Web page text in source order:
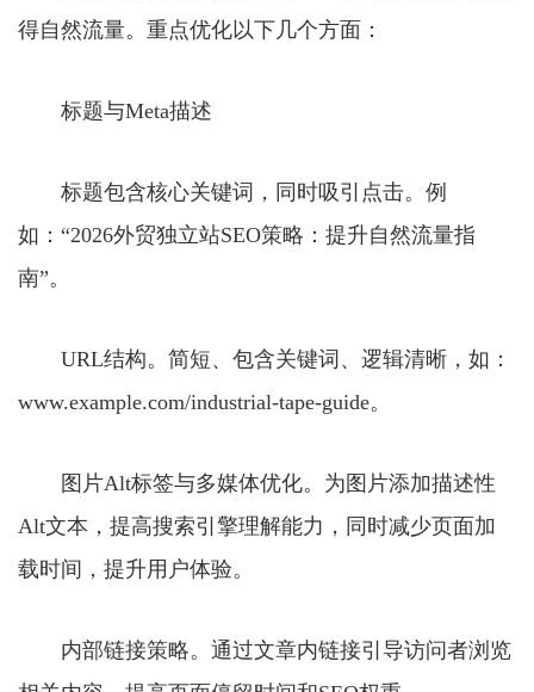
得自然流量。重点优化以下几个方面：
标题与Meta描述
标题包含核心关键词，同时吸引点击。例
如：“2026外贸独立站SEO策略：提升自然流量指
南”。
URL结构。简短、包含关键词、逻辑清晰，如：
www.example.com/industrial-tape-guide。
图片Alt标签与多媒体优化。为图片添加描述性
Alt文本，提高搜索引擎理解能力，同时减少页面加
载时间，提升用户体验。
内部链接策略。通过文章内链接引导访问者浏览